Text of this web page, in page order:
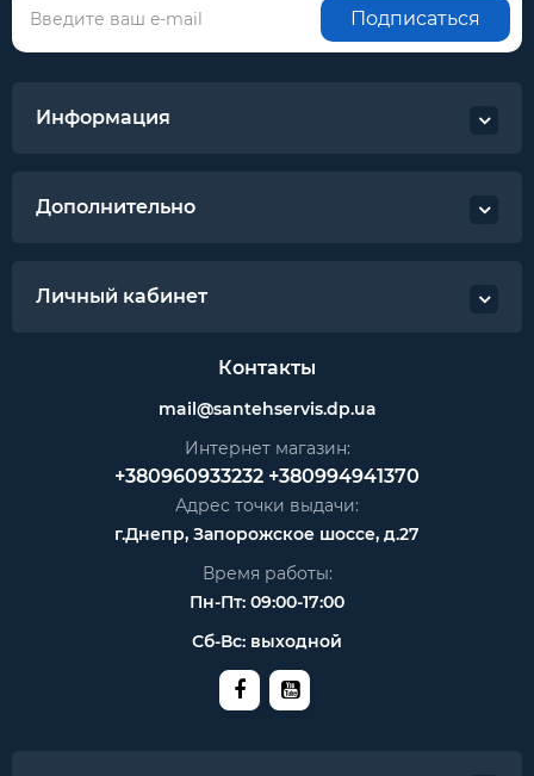
Подписаться
Информация
Дополнительно
Личный кабинет
Контакты
mail@santehservis.dp.ua
Интернет магазин:
+380960933232 +380994941370
Адрес точки выдачи:
г.Днепр, Запорожское шоссе, д.27
Время работы:
Пн-Пт: 09:00-17:00
Сб-Вс: выходной